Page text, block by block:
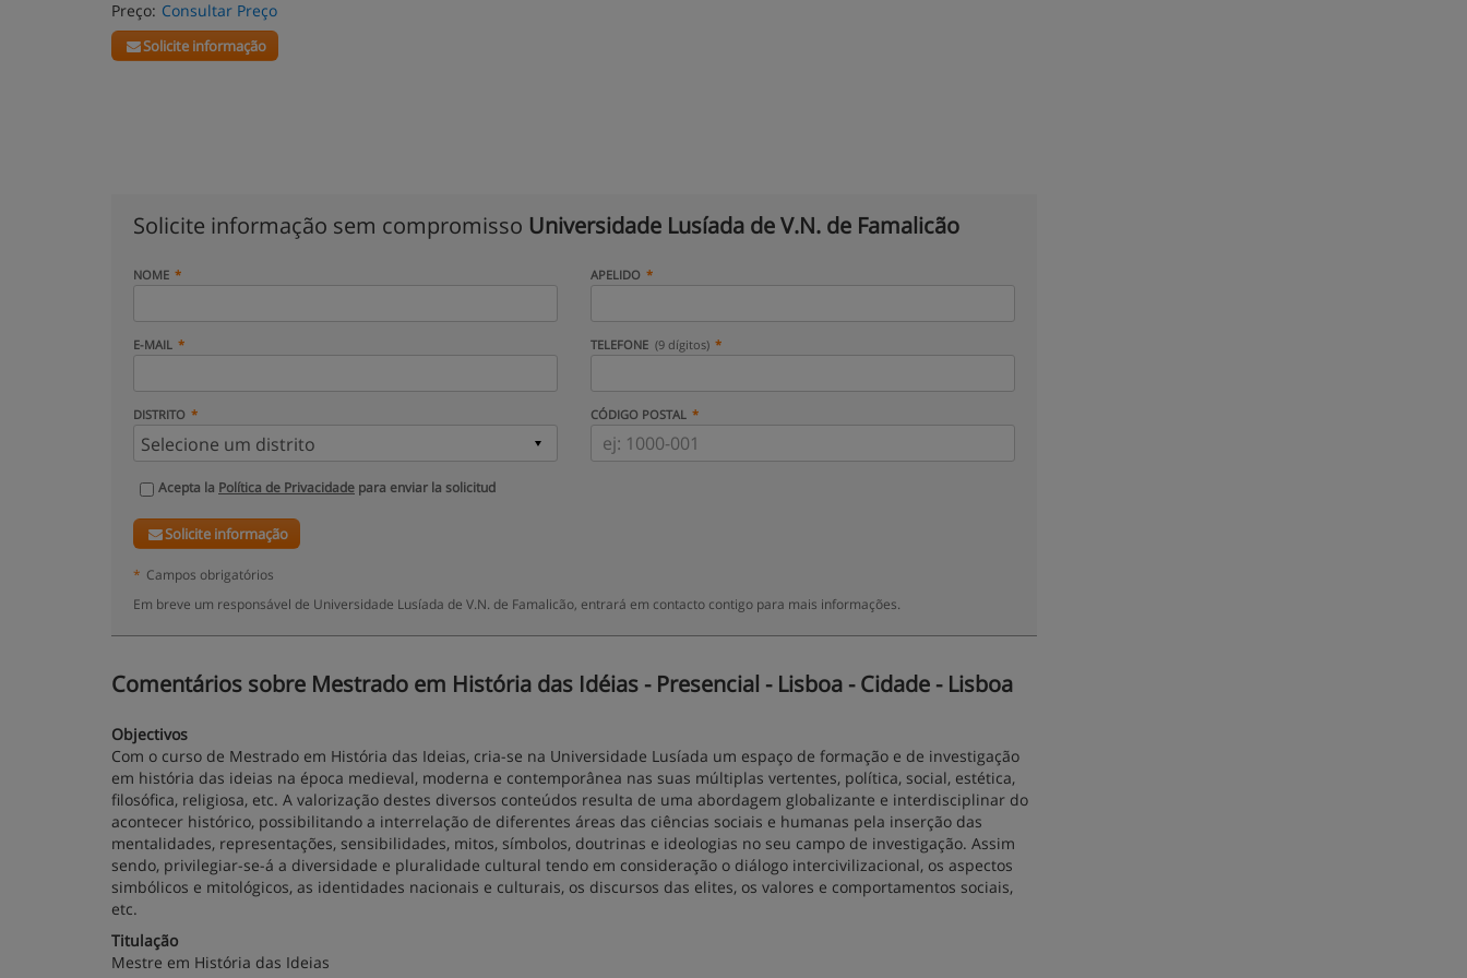
Preço: Consultar Preço
Solicite informação
Solicite informação sem compromisso Universidade Lusíada de V.N. de Famalicão
NOME APELIDO
E-MAIL TELEFONE (9 dígitos)
DISTRITO CÓDIGO POSTAL
Acepta la Política de Privacidade para enviar la solicitud
Solicite informação
* Campos obrigatórios
Em breve um responsável de Universidade Lusíada de V.N. de Famalicão, entrará em contacto contigo para mais informações.
Comentários sobre Mestrado em História das Idéias - Presencial - Lisboa - Cidade - Lisboa
Objectivos
Com o curso de Mestrado em História das Ideias, cria-se na Universidade Lusíada um espaço de formação e de investigação
em história das ideias na época medieval, moderna e contemporânea nas suas múltiplas vertentes, política, social, estética,
filosófica, religiosa, etc. A valorização destes diversos conteúdos resulta de uma abordagem globalizante e interdisciplinar do
acontecer histórico, possibilitando a interrelação de diferentes áreas das ciências sociais e humanas pela inserção das
mentalidades, representações, sensibilidades, mitos, símbolos, doutrinas e ideologias no seu campo de investigação. Assim
sendo, privilegiar-se-á a diversidade e pluralidade cultural tendo em consideração o diálogo intercivilizacional, os aspectos
simbólicos e mitológicos, as identidades nacionais e culturais, os discursos das elites, os valores e comportamentos sociais,
etc.
Titulação
Mestre em História das Ideias